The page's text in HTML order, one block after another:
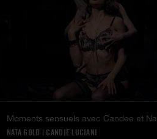
Moments sensuels avec Candee et
NATA GOLD | CANDIE LUCIANI